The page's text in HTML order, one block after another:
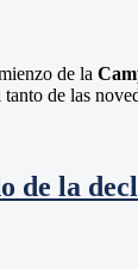
de la
de las
de la